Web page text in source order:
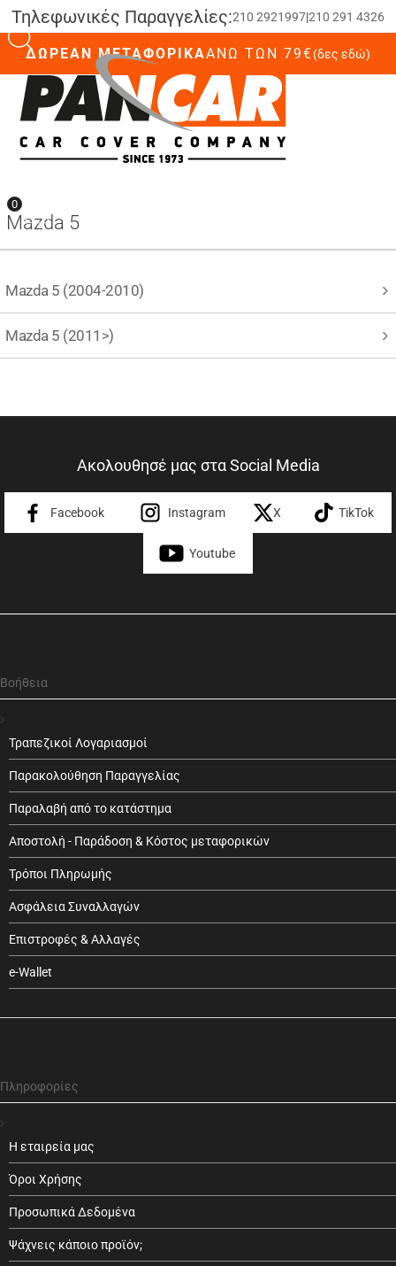
Τηλεφωνικές Παραγγελίες:210 2921997|210 291 4326
ΔΩΡΕΑΝ ΜΕΤΑΦΟΡΙΚΑΆΝΩ ΤΩΝ 79€(δες εδώ)
0
Mazda 5
Mazda 5 (2004-2010)
Mazda 5 (2011>)
Ακολουθησέ μας στα Social Media
Facebook Instagram X TikTok
Youtube
Βοήθεια
Τραπεζικοί Λογαριασμοί
Παρακολούθηση Παραγγελίας
Παραλαβή από το κατάστημα
Αποστολή - Παράδοση & Κόστος μεταφορικών
Τρόποι Πληρωμής
Ασφάλεια Συναλλαγών
Επιστροφές & Αλλαγές
e-Wallet
Πληροφορίες
Η εταιρεία μας
Όροι Χρήσης
Προσωπικά Δεδομένα
Ψάχνεις κάποιο προϊόν;